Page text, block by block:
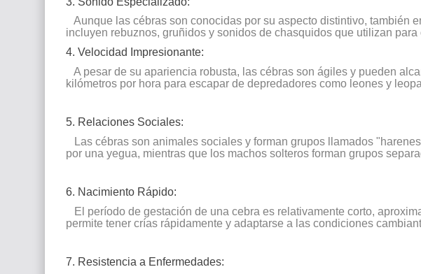
Aunque las cébras son conocidas por su aspecto distintivo, también
incluyen rebuznos, gruñidos y sonidos de chasquidos que utilizan para
4. Velocidad Impresionante:
A pesar de su apariencia robusta, las cébras son ágiles y pueden
kilómetros por hora para escapar de depredadores como leones y
5. Relaciones Sociales:
Las cébras son animales sociales y forman grupos llamados
por una yegua, mientras que los machos solteros forman grupos
6. Nacimiento Rápido:
El período de gestación de una cebra es relativamente corto,
permite tener crías rápidamente y adaptarse a las condiciones
7. Resistencia a Enfermedades: